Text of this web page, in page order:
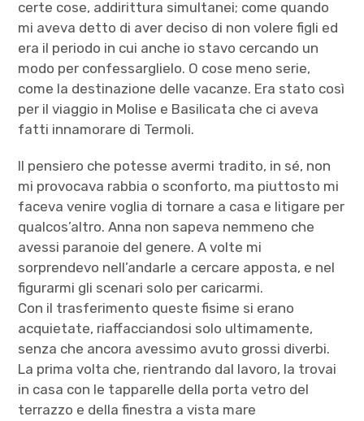
certe cose, addirittura simultanei; come quando
mi aveva detto di aver deciso di non volere figli ed
era il periodo in cui anche io stavo cercando un
modo per confessarglielo. O cose meno serie,
come la destinazione delle vacanze. Era stato così
per il viaggio in Molise e Basilicata che ci aveva
fatti innamorare di Termoli.
Il pensiero che potesse avermi tradito, in sé, non
mi provocava rabbia o sconforto, ma piuttosto mi
faceva venire voglia di tornare a casa e litigare per
qualcos’altro. Anna non sapeva nemmeno che
avessi paranoie del genere. A volte mi
sorprendevo nell’andarle a cercare apposta, e nel
figurarmi gli scenari solo per caricarmi.
Con il trasferimento queste fisime si erano
acquietate, riaffacciandosi solo ultimamente,
senza che ancora avessimo avuto grossi diverbi.
La prima volta che, rientrando dal lavoro, la trovai
in casa con le tapparelle della porta vetro del
terrazzo e della finestra a vista mare